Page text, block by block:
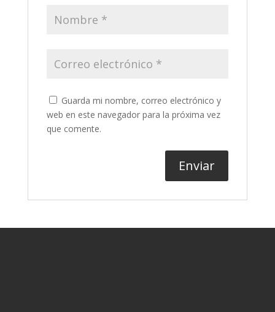
Guarda mi nombre, correo electrónico y
web en este navegador para la próxima vez
que comente.